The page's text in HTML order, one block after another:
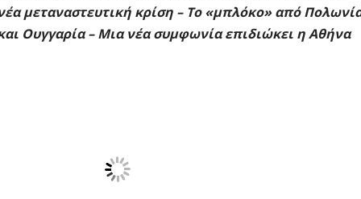
μεταναστευτική κρίση – Το «μπλόκο» από
Ουγγαρία – Μια νέα συμφωνία επιδιώκει η Αθήνα